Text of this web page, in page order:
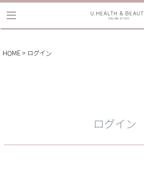
HOME ログイン
ログイン